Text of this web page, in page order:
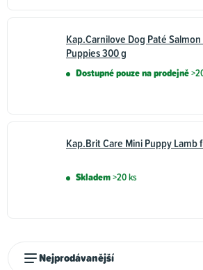
Kap.Carnilove Dog Paté
Puppies 300 g
Dostupné pouze na prodejně
Kap.Brit Care Mini Puppy Lamb
Skladem>20 ks
Nejprodávanější